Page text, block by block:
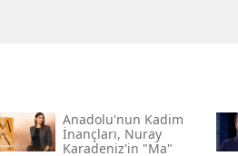
Anadolu'nun Kadim
İnançları, Nuray
Karadeniz'in "ma"